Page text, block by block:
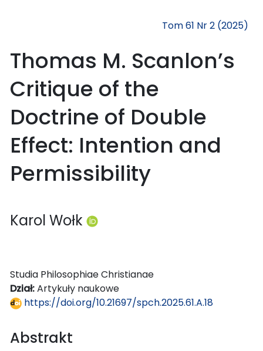
Tom 61 Nr 2 (2025)
Thomas M. Scanlon’s
Critique of the
Doctrine of Double
Effect: Intention and
Permissibility
Karol Wołk
Studia Philosophiae Christianae
Dział:Artykuły naukowe
https://doi.org/10.21697/spch.2025.61.A.18
Abstrakt